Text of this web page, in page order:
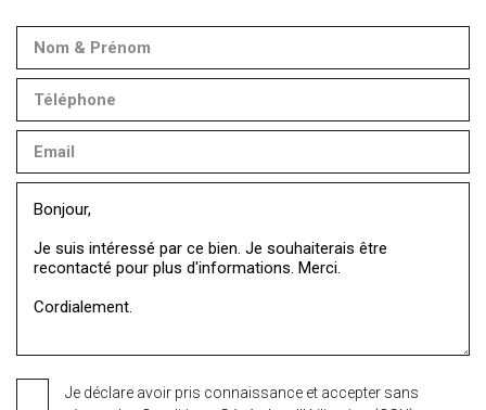
Je déclare avoir pris connaissance et accepter sans